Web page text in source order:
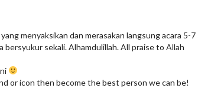
menyaksikan dan merasakan langsung acara 5-7
bersyukur sekali. Alhamdulillah. All praise to Allah
or icon then become the best person we can be!